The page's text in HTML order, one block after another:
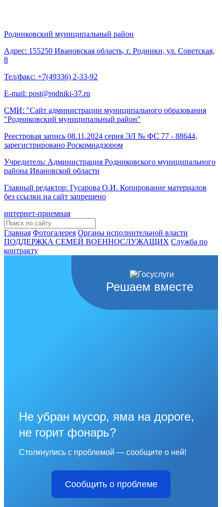
Родниковский муниципальный район
Адрес: 155250 Ивановская область, г. Родники, ул. Советская,
8
Тел/факс: +7(49336) 2-33-92
E-mail: post@rodniki-37.ru
СМИ: "Сайт администрации муниципального образования
"Родниковский муниципальный район"
Реестровая запись 08.11.2024 серия ЭЛ № ФС 77 - 88644,
зарегистрировано Роскомнадзором
Учредитель: Администрация Родниковского муниципального
района Ивановской области
Главный редактор: Гусарова О.И. Копирование материалов
без ссылки на сайт запрещено
интернет-приемная
Главная Фотогалерея Органы исполнительной власти
ПОДДЕРЖКА СЕМЕЙ ВОЕННОСЛУЖАЩИХ Cлужба по
контракту
Решаем вместе
Не убран мусор, яма на дороге,
не горит фонарь?
Столкнулись с проблемой — сообщите о ней!
Сообщить о проблеме